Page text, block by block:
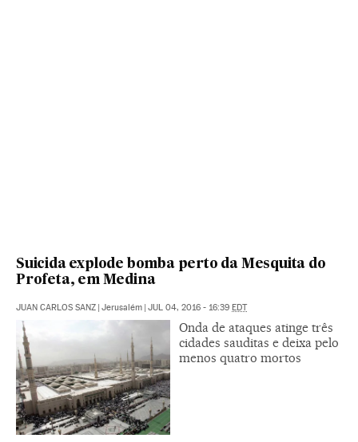
Suicida explode bomba perto da Mesquita do
Profeta, em Medina
JUAN CARLOS SANZ | Jerusalém | JUL 04, 2016 - 16:39 EDT
Onda de ataques atinge três
cidades sauditas e deixa pelo
menos quatro mortos